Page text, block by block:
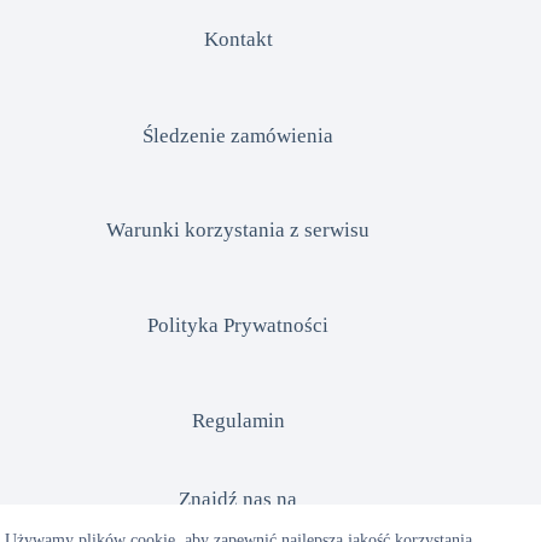
Kontakt
Śledzenie zamówienia
Warunki korzystania z serwisu
Polityka Prywatności
Regulamin
Znajdź nas na